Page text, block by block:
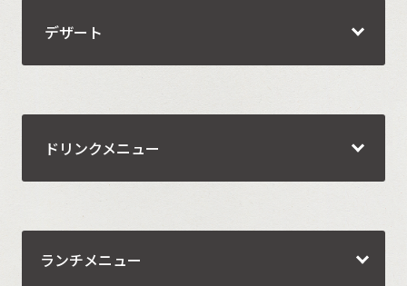
デザート
ドリンクメニュー
ランチメニュー